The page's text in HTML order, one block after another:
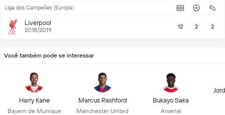
Liga dos Campeões (Europa)
Liverpool
2018/2019 12 2 2
Você também pode se interessar
Harry Kane
Bayern de Munique
Marcus Rashford
Manchester United
Bukayo Saka
Arsenal